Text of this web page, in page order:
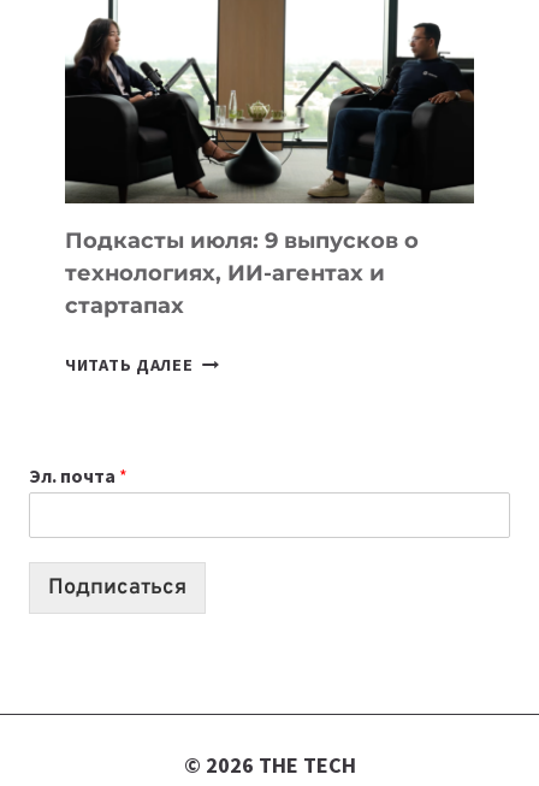
УЧЕБНОМУ
ГОДУ
2026:
10
ЛУЧШИХ
МОДЕЛЕЙ
ДЛЯ
УЧЕБЫ
Подкасты июля: 9 выпусков о
технологиях, ИИ-агентах и
стартапах
ЧИТАТЬ ДАЛЕЕ ПОДКАСТЫ
ИИ-
АГЕНТАХ
Эл. почта *
Подписаться
© 2026 THE TECH